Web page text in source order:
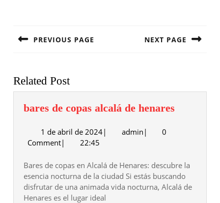
entradas
PREVIOUS PAGE NEXT PAGE
Related Post
bares de copas alcalá de henares
henares
1 de abril de 20241
de
2024
| adminadmin
|
0
Comment| 22:45
Bares de copas en Alcalá de Henares: descubre la
esencia nocturna de la ciudad Si estás buscando
disfrutar de una animada vida nocturna, Alcalá de
Henares es el lugar ideal